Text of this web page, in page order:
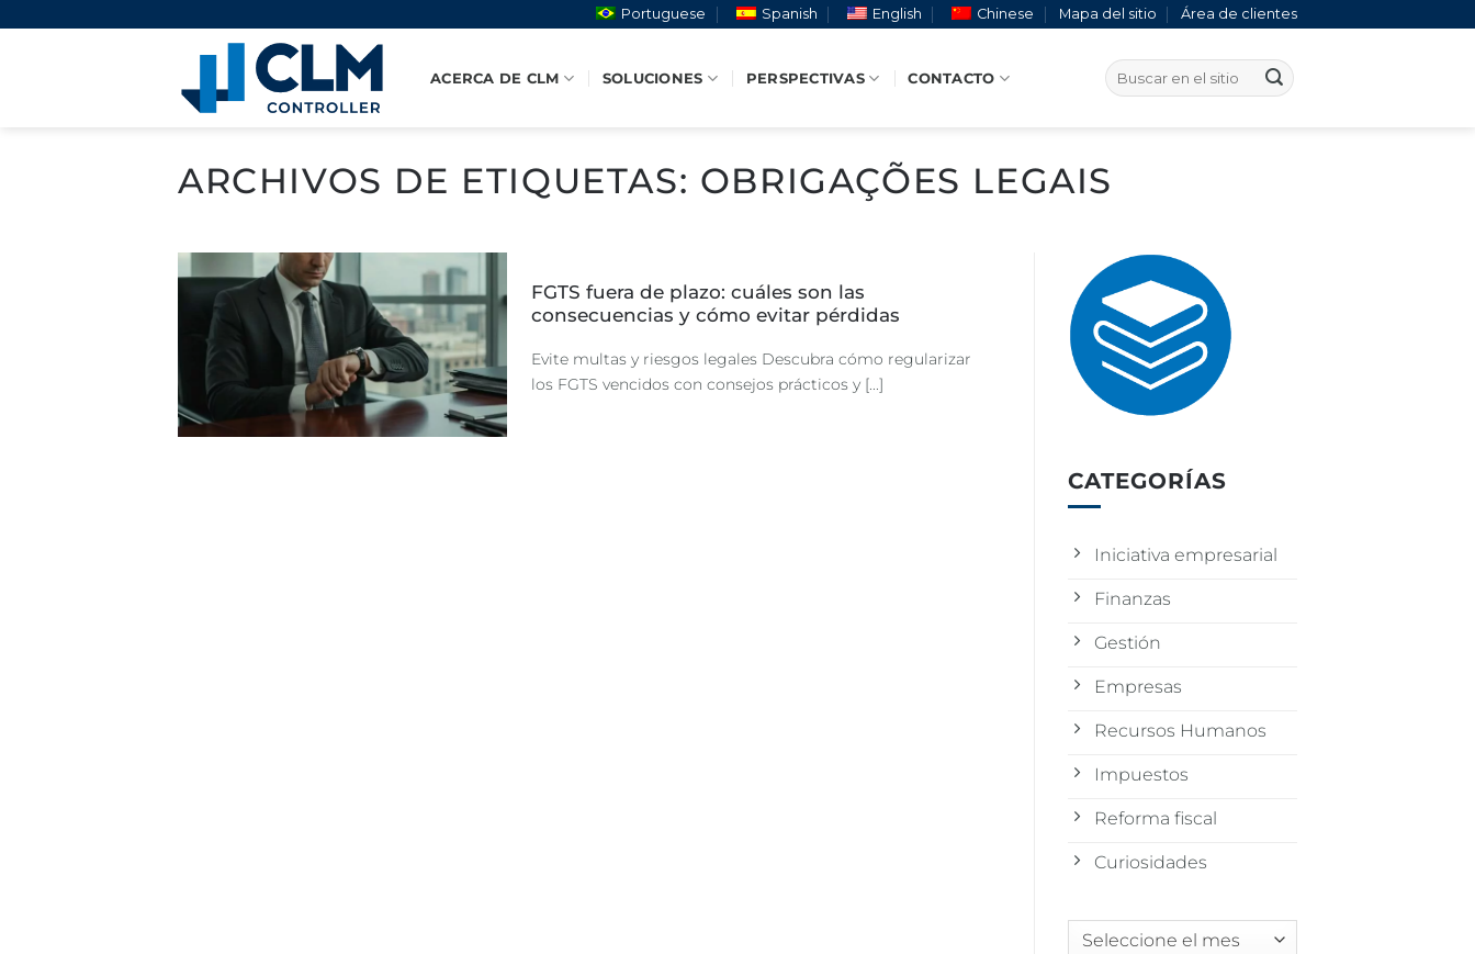
Portuguese Spanish English Chinese Mapa del sitio Área de clientes
ACERCA DE CLM SOLUCIONES PERSPECTIVAS CONTACTO
ARCHIVOS DE ETIQUETAS: OBRIGAÇÕES LEGAIS
FGTS fuera de plazo: cuáles son las
consecuencias y cómo evitar pérdidas
Evite multas y riesgos legales Descubra cómo regularizar
los FGTS vencidos con consejos prácticos y [...]
CATEGORÍAS
Iniciativa empresarial
Finanzas
Gestión
Empresas
Recursos Humanos
Impuestos
Reforma fiscal
Curiosidades
Archivos